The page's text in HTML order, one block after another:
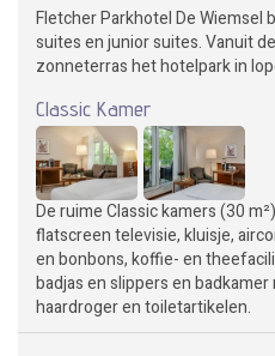
Fletcher Parkhotel De Wiemsel
suites en junior suites. Vanuit
zonneterras het hotelpark in
Classic Kamer
De ruime Classic kamers (30
flatscreen televisie, kluisje,
en bonbons, koffie- en
badjas en slippers en
haardroger en toiletartikelen.